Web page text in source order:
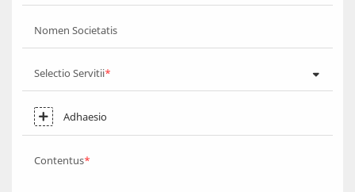
Nomen Societatis
Selectio Servitii
Adhaesio
Contentus